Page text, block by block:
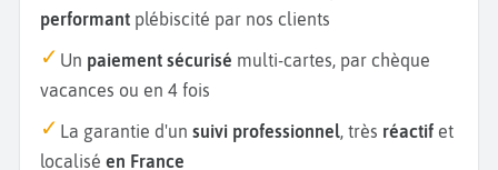
performant plébiscité par nos clients
Un paiement sécurisé multi-cartes, par chèque
vacances ou en 4 fois
La garantie d'un suivi professionnel, très réactif et
localisé en France